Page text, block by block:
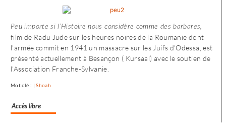
l’Ouest
de
«
Noureev
Peu importe si l’Histoire nous considère comme des barbares,
film de Radu Jude sur les heures noires de la Roumanie dont
l'armée commit en 1941 un massacre sur les Juifs d'Odessa, est
présenté actuellement à Besançon ( Kursaal) avec le soutien de
l’Association Franche-Sylvanie.
Mot clé : |Shoah
Accès libre